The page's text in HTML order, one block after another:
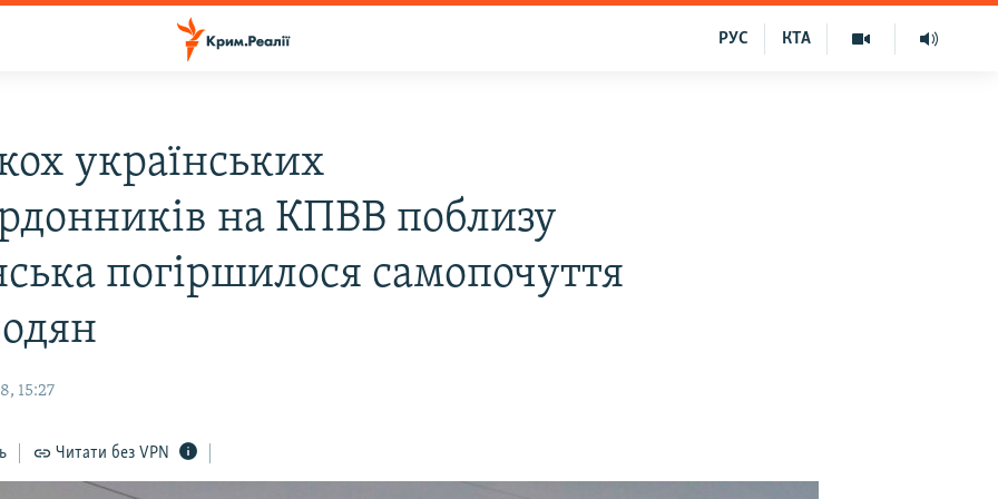
КТА
РУС
українських
на КПВВ поблизу
погіршилося самопочуття
15:27
Читати без VPN